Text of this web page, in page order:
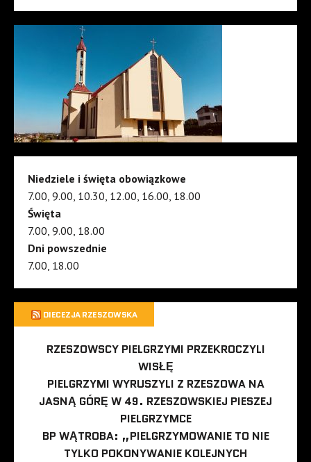
Niedziele i święta obowiązkowe
7.00, 9.00, 10.30, 12.00, 16.00, 18.00
Święta
7.00, 9.00, 18.00
Dni powszednie
7.00, 18.00
DIECEZJA RZESZOWSKA
RZESZOWSCY PIELGRZYMI PRZEKROCZYLI
WISŁĘ
PIELGRZYMI WYRUSZYLI Z RZESZOWA NA
JASNĄ GÓRĘ W 49. RZESZOWSKIEJ PIESZEJ
PIELGRZYMCE
BP WĄTROBA: „PIELGRZYMOWANIE TO NIE
TYLKO POKONYWANIE KOLEJNYCH